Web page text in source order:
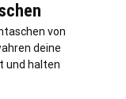
von
deine
und halten